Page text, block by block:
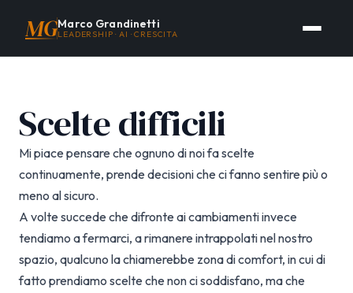
MGMarco Grandinetti
LEADERSHIP · AI · CRESCITA
Scelte difficili
Mi piace pensare che ognuno di noi fa scelte
continuamente, prende decisioni che ci fanno sentire più o
meno al sicuro.
A volte succede che difronte ai cambiamenti invece
tendiamo a fermarci, a rimanere intrappolati nel nostro
spazio, qualcuno la chiamerebbe zona di comfort, in cui di
fatto prendiamo scelte che non ci soddisfano, ma che